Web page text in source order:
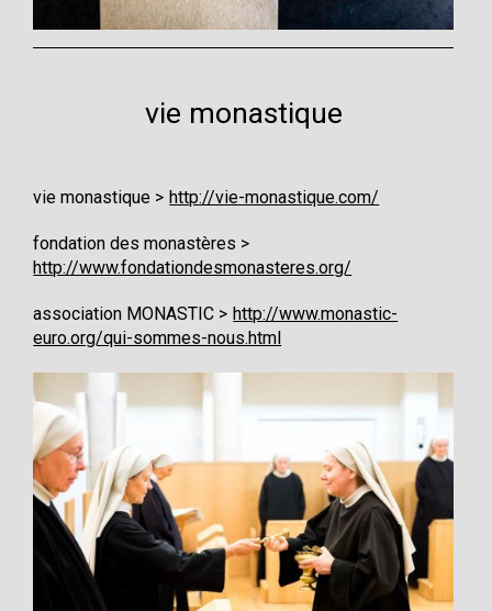
vie monastique
vie monastique http://vie-monastique.com/
fondation des monastères
http://www.fondationdesmonasteres.org/
association MONASTIC
http://www.monastic-
euro.org/qui-sommes-nous.html